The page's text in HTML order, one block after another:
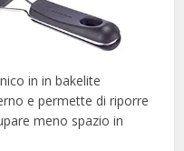
in in bakelite
e permette di riporre
meno spazio in